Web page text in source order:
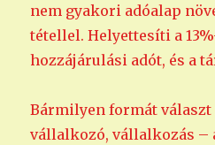
nem gyakori adóalap
tétellel. Helyettesíti a
hozzájárulási adót, és a
Bármilyen formát választ
vállalkozó, vállalkozás –